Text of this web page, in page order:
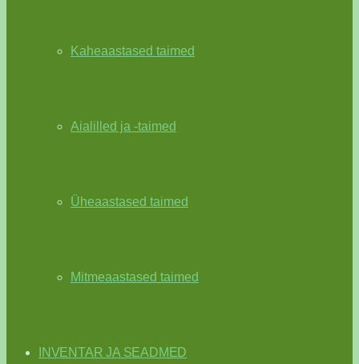
Kaheaastased taimed
Aialilled ja -taimed
Üheaastased taimed
Mitmeaastased taimed
INVENTAR JA SEADMED